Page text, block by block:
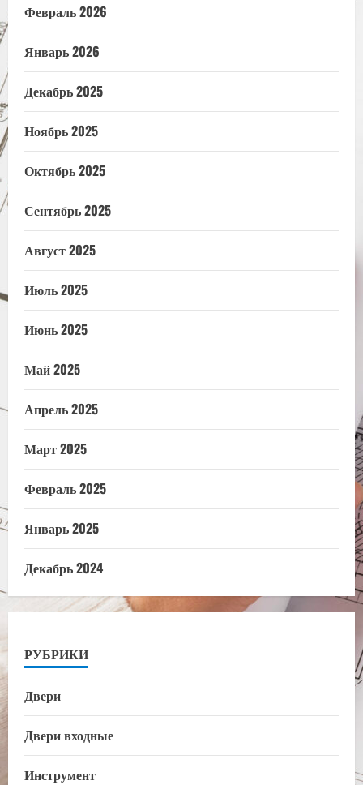
Февраль 2026
Январь 2026
Декабрь 2025
Ноябрь 2025
Октябрь 2025
Сентябрь 2025
Август 2025
Июль 2025
Июнь 2025
Май 2025
Апрель 2025
Март 2025
Февраль 2025
Январь 2025
Декабрь 2024
РУБРИКИ
Двери
Двери входные
Инструмент